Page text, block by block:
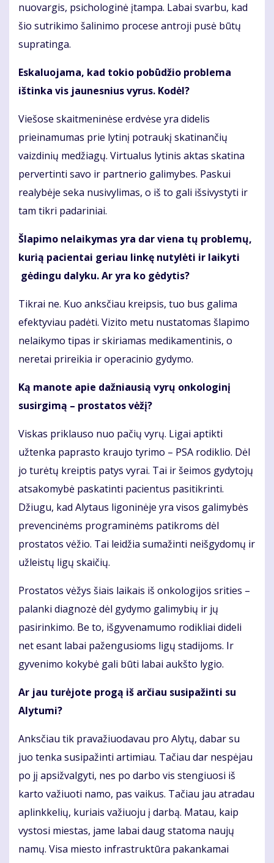
nuovargis, psichologinė įtampa. Labai svarbu, kad
šio sutrikimo šalinimo procese antroji pusė būtų
supratinga.
Eskaluojama, kad tokio pobūdžio problema
ištinka vis jaunesnius vyrus. Kodėl?
Viešose skaitmeninėse erdvėse yra didelis
prieinamumas prie lytinį potraukį skatinančių
vaizdinių medžiagų. Virtualus lytinis aktas skatina
pervertinti savo ir partnerio galimybes. Paskui
realybėje seka nusivylimas, o iš to gali išsivystyti ir
tam tikri padariniai.
Šlapimo nelaikymas yra dar viena tų problemų,
kurią pacientai geriau linkę nutylėti ir laikyti
gėdingu dalyku. Ar yra ko gėdytis?
Tikrai ne. Kuo anksčiau kreipsis, tuo bus galima
efektyviau padėti. Vizito metu nustatomas šlapimo
nelaikymo tipas ir skiriamas medikamentinis, o
neretai prireikia ir operacinio gydymo.
Ką manote apie dažniausią vyrų onkologinį
susirgimą – prostatos vėžį?
Viskas priklauso nuo pačių vyrų. Ligai aptikti
užtenka paprasto kraujo tyrimo – PSA rodiklio. Dėl
jo turėtų kreiptis patys vyrai. Tai ir šeimos gydytojų
atsakomybė paskatinti pacientus pasitikrinti.
Džiugu, kad Alytaus ligoninėje yra visos galimybės
prevencinėms programinėms patikroms dėl
prostatos vėžio. Tai leidžia sumažinti neišgydomų ir
užleistų ligų skaičių.
Prostatos vėžys šiais laikais iš onkologijos srities –
palanki diagnozė dėl gydymo galimybių ir jų
pasirinkimo. Be to, išgyvenamumo rodikliai dideli
net esant labai pažengusioms ligų stadijoms. Ir
gyvenimo kokybė gali būti labai aukšto lygio.
Ar jau turėjote progą iš arčiau susipažinti su
Alytumi?
Anksčiau tik pravažiuodavau pro Alytų, dabar su
juo tenka susipažinti artimiau. Tačiau dar nespėjau
po jį apsižvalgyti, nes po darbo vis stengiuosi iš
karto važiuoti namo, pas vaikus. Tačiau jau atradau
aplinkkelių, kuriais važiuoju į darbą. Matau, kaip
vystosi miestas, jame labai daug statoma naujų
namų. Visa miesto infrastruktūra pakankamai